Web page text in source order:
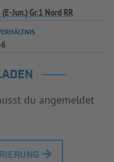
Jun.) Gr.1 Nord RR
du angemeldet